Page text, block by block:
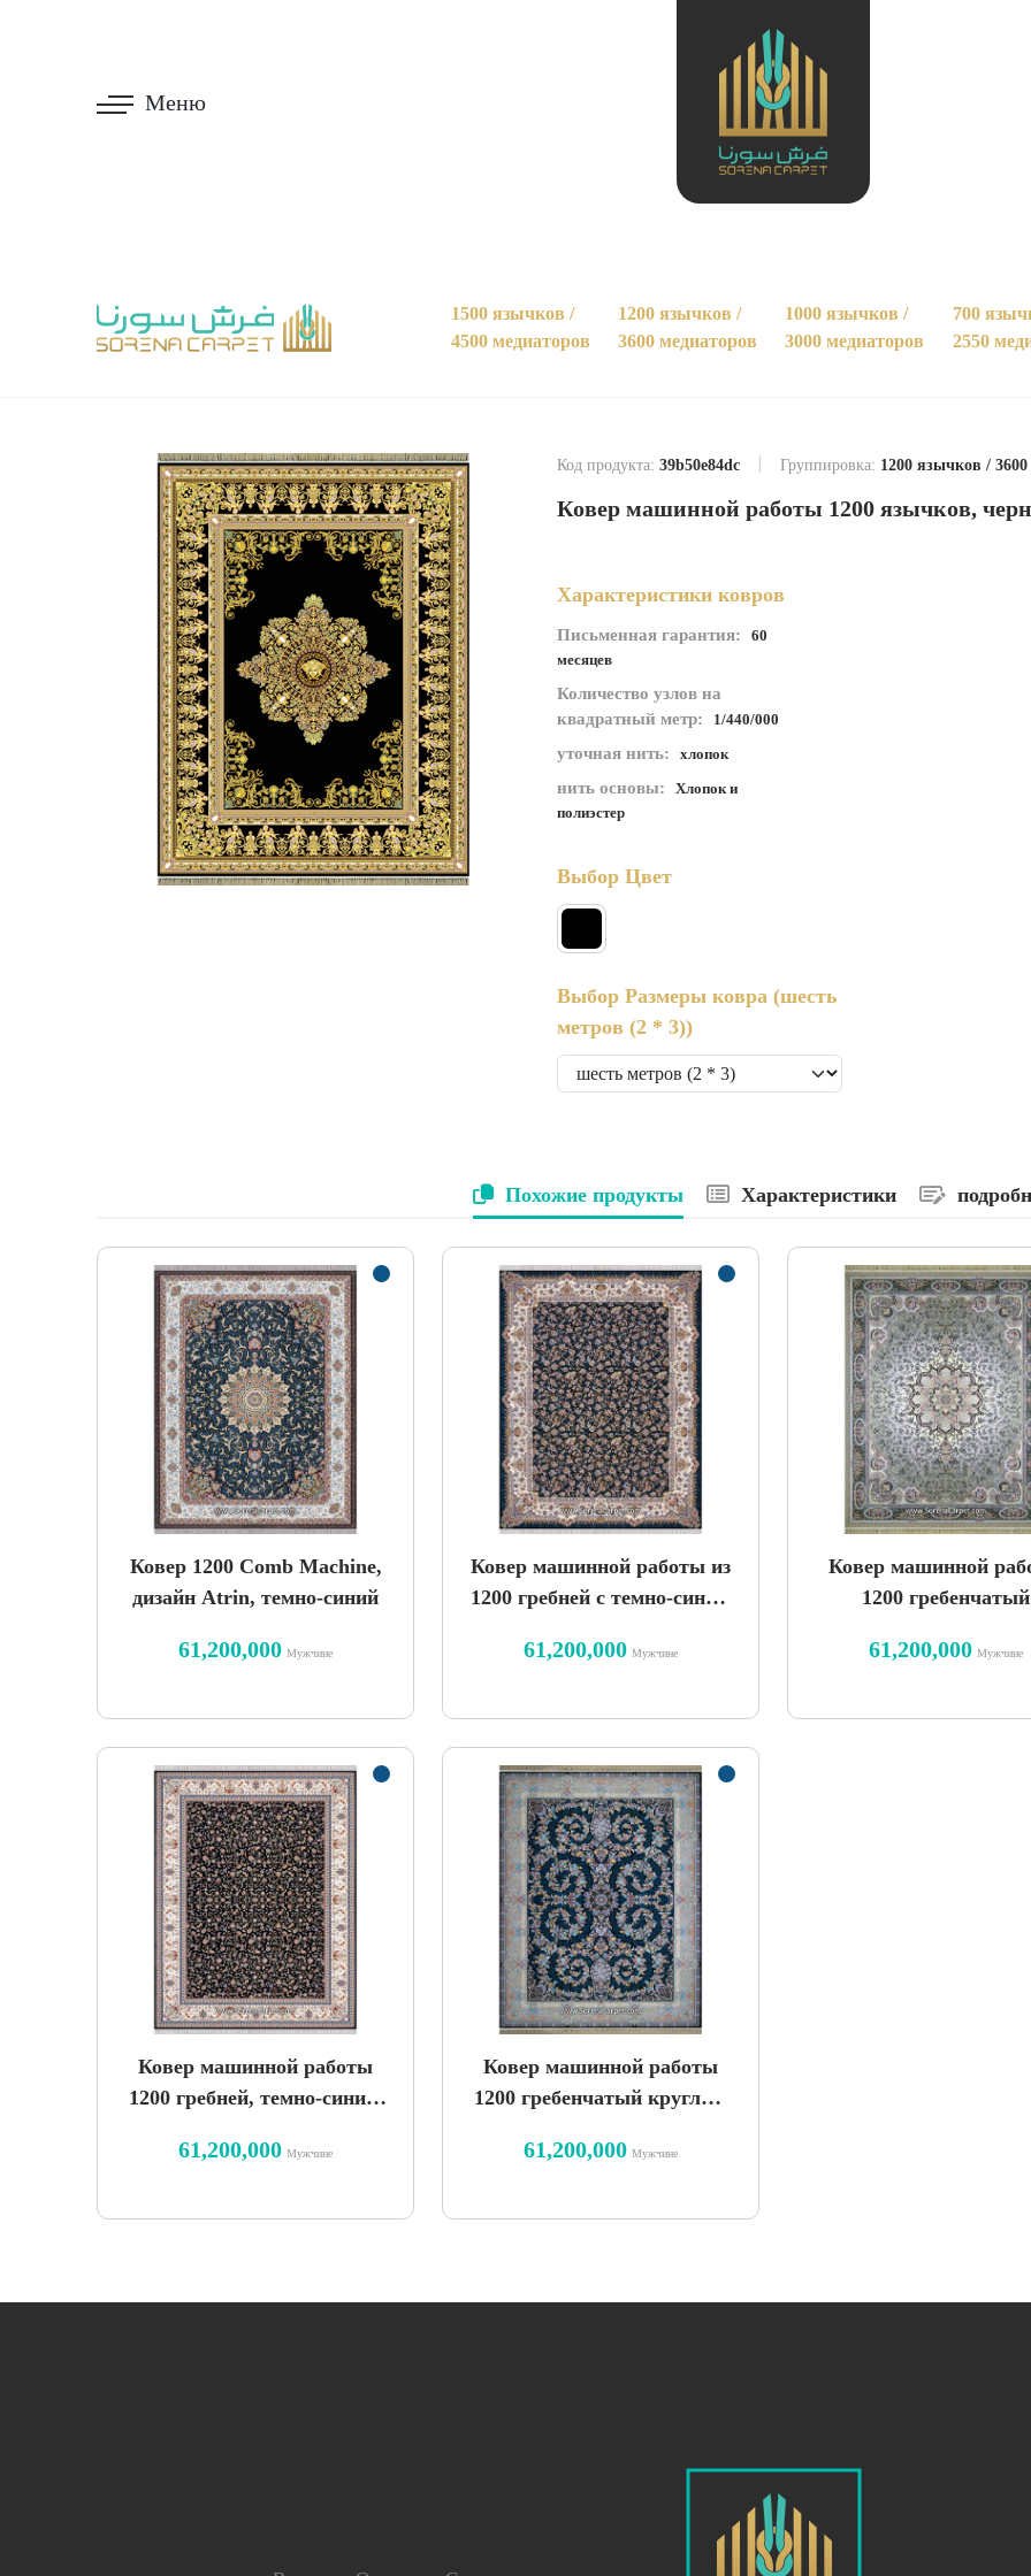
Меню
1500 язычков /
4500 медиаторов
1200 язычков /
3600 медиаторов
1000 язычков /
3000 медиаторов
700
2550
Код продукта: 39b50e84dc Группировка: 1200 язычков /
Ковер машинной работы 1200 язычков,
Характеристики ковров
Письменная гарантия:
60
месяцев
Количество узлов на
квадратный метр:
1/440/000
уточная нить: хлопок
нить основы:
Хлопок и
полиэстер
Выбор Цвет
Выбор Размеры ковра (шесть
метров (2 * 3))
Похожие продукты Характеристики
Ковер 1200 Comb Machine,
дизайн Atrin, темно-синий
61,200,000 Мужчине
Ковер машинной работы из
1200 гребней с темно-синим
61,200,000 Мужчине
Ковер машинной
1200 гребенчатый
дизайн
61,200,000 Мужчине
Ковер машинной работы
1200 гребней, темно-синий,
61,200,000 Мужчине
Ковер машинной работы
1200 гребенчатый круглый
61,200,000 Мужчине